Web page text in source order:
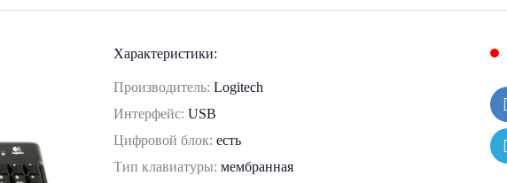
Характеристики:
Производитель:Logitech
Интерфейс:USB
Цифровой блок:есть
Тип клавиатуры:мембранная